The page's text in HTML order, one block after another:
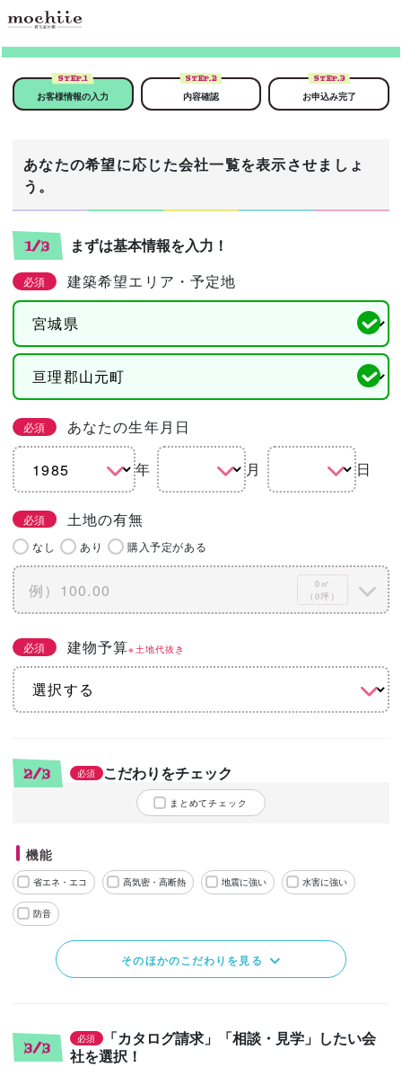
STEP.1
お客様情報の入力
STEP.2
内容確認
STEP.3
お申込み完了
あなたの希望に応じた会社一覧を表示させましょ
う。
1/3 まずは基本情報を入力！
必須 建築希望エリア・予定地
必須 あなたの生年月日
年 月 日
必須 土地の有無
なし あり 購入予定がある
0㎡
（0坪）
必須 建物予算※土地代抜き
2/3 必須 こだわりをチェック
まとめてチェック
機能
省エネ・エコ 高気密・高断熱 地震に強い 水害に強い
防音
そのほかのこだわりを見る
3/3
必須
「カタログ請求」「相談・見学」したい会
社を選択！